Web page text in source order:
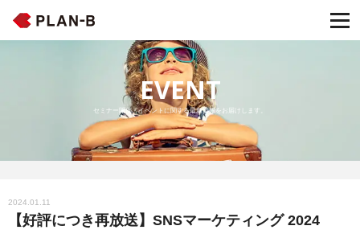
EVENT
セミナー開催・イベントに関する最新情報をお届けします。
2024.01.11
【好評につき再放送】SNSマーケティング 2024